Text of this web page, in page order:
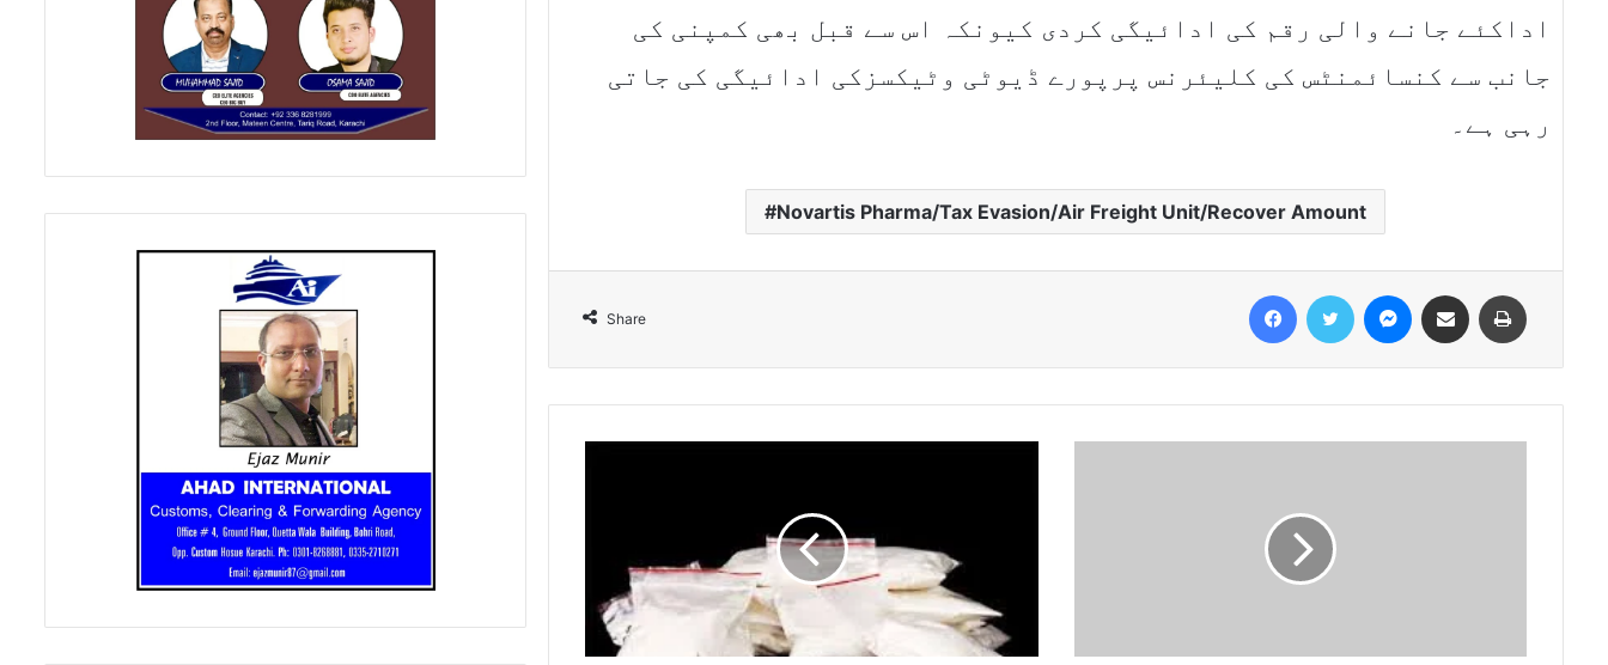
اداکئے جانے والی رقم کی ادائیگی کردی کیونکہ اس سے قبل بھی کمپنی کی
جانب سے کنسائمنٹس کی کلیئرنس پرپورے ڈیوٹی وٹیکسزکی ادائیگی کی جاتی
رہی ہے۔
Novartis Pharma/Tax Evasion/Air Freight Unit/Recover Amount
Share